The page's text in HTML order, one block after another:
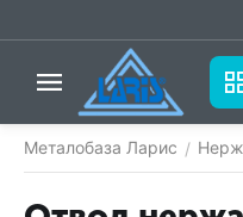
Металобаза Ларис /